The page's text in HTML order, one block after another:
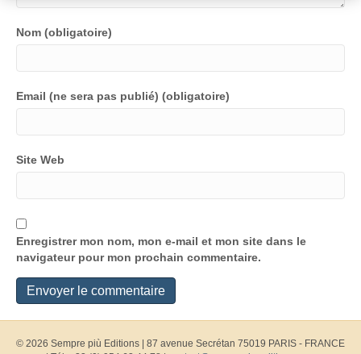
Nom (obligatoire)
Email (ne sera pas publié) (obligatoire)
Site Web
Enregistrer mon nom, mon e-mail et mon site dans le
navigateur pour mon prochain commentaire.
© 2026 Sempre più Editions
87 avenue Secrétan 75019 PARIS - FRANCE